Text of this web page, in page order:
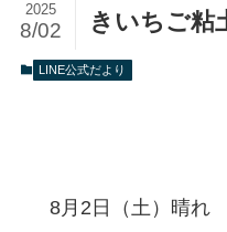
きいちご粘
2025
8/02
LINE公式だより
8月2日（土）晴れ